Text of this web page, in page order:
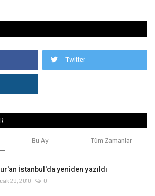
Twitter
Bu Ay Tüm Zamanlar
İstanbul'da yeniden yazıldı
29, 2010 0